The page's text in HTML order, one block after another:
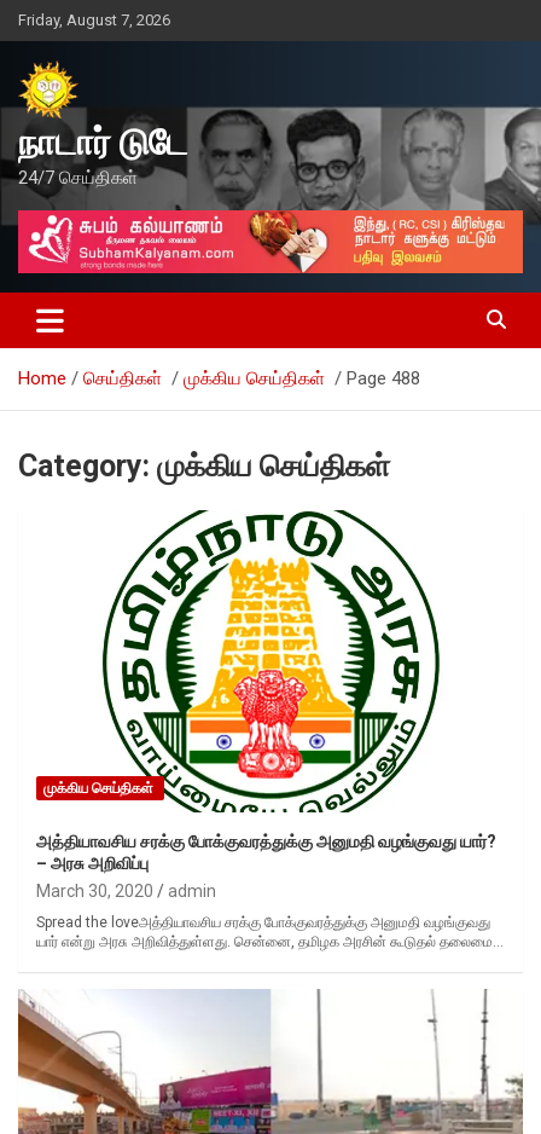
Skip
to
content
Friday, August 7, 2026
நாடார் டுடே
24/7 செய்திகள்
Home செய்திகள் முக்கிய செய்திகள் Page 488
Category: முக்கிய செய்திகள்
முக்கிய செய்திகள்
அத்தியாவசிய சரக்கு போக்குவரத்துக்கு அனுமதி வழங்குவது யார்?
– அரசு அறிவிப்பு
March 30, 2020
admin
Spread the loveஅத்தியாவசிய சரக்கு போக்குவரத்துக்கு அனுமதி வழங்குவது
யார் என்று அரசு அறிவித்துள்ளது. சென்னை, தமிழக அரசின் கூடுதல் தலைமை…